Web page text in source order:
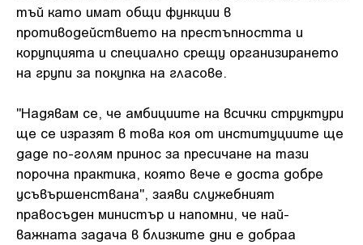
тъй като имат общи функции в
противодействието на престъпността и
корупцията и специално срещу организирането
на групи за покупка на гласове.
"Надявам се, че амбициите на всички структури
ще се изразят в това коя от институциите ще
даде по-голям принос за пресичане на тази
порочна практика, която вече е доста добре
усъвършенствана", заяви служебният
правосъден министър и напомни, че най-
важната задача в близките дни е добраа